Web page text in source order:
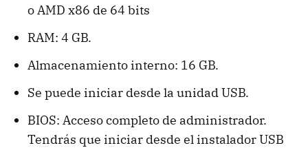
o AMD x86 de 64 bits
RAM: 4 GB.
Almacenamiento interno: 16 GB.
Se puede iniciar desde la unidad USB.
BIOS: Acceso completo de administrador.
Tendrás que iniciar desde el instalador USB